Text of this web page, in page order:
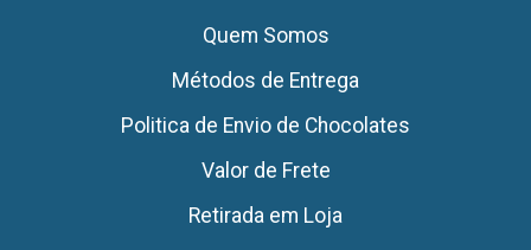
Quem Somos
Métodos de Entrega
Politica de Envio de Chocolates
Valor de Frete
Retirada em Loja